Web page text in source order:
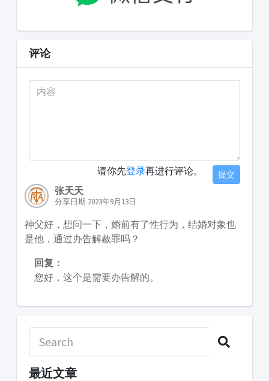
评论
请你先登录再进行评论。 提交
张天天
分享日期 2023年9月13日
神父好，想问一下，婚前有了性行为，结婚对象也
是他，通过办告解赦罪吗？
回复：
您好，这个是需要办告解的。
最近文章